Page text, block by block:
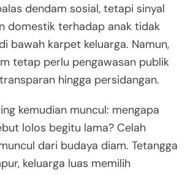
dendam sosial, tetapi sinyal
domestik terhadap anak tidak
bawah karpet keluarga. Namun,
tetap perlu pengawasan publik
hingga persidangan.
kemudian muncul: mengapa
lolos begitu lama? Celah
dari budaya diam. Tetangga
keluarga luas memilih